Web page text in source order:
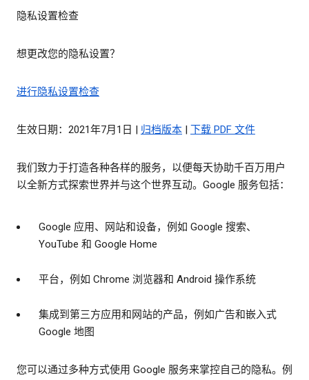
隐私设置检查
想更改您的隐私设置？
进行隐私设置检查
生效日期：2021年7月1日 | 归档版本 | 下载 PDF 文件
我们致力于打造各种各样的服务，以便每天协助千百万用户
以全新方式探索世界并与这个世界互动。Google 服务包括：
Google 应用、网站和设备，例如 Google 搜索、
YouTube 和 Google Home
平台，例如 Chrome 浏览器和 Android 操作系统
集成到第三方应用和网站的产品，例如广告和嵌入式
Google 地图
您可以通过多种方式使用 Google 服务来掌控自己的隐私。例